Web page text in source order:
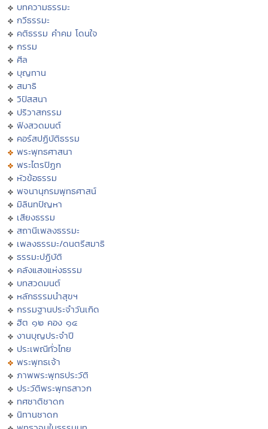
บทความธรรมะ
กวีธรรมะ
คติธรรม คำคม โดนใจ
กรรม
ศีล
บุญทาน
สมาธิ
วิปัสสนา
ปริวาสกรรม
ฟังสวดมนต์
คอร์สปฏิบัติธรรม
พระพุทธศาสนา
พระไตรปิฏก
หัวข้อธรรม
พจนานุกรมพุทธศาสน์
มิลินทปัญหา
เสียงธรรม
สถานีเพลงธรรมะ
เพลงธรรมะ/ดนตรีสมาธิ
ธรรมะปฏิบัติ
คลังแสงแห่งธรรม
บทสวดมนต์
หลักธรรมนำสุขฯ
กรรมฐานประจำวันเกิด
ฮีต ๑๒ คอง ๑๔
งานบุญประจำปี
ประเพณีทั่วไทย
พระพุทธเจ้า
ภาพพระพุทธประวัติ
ประวัติพระพุทธสาวก
ทศชาติชาดก
นิทานชาดก